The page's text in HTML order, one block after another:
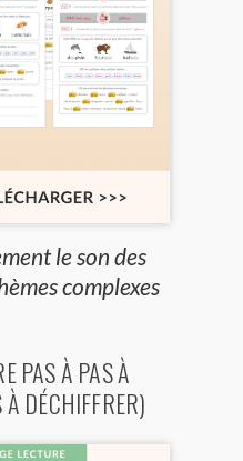
le son des
complexes
PAS À PAS À
DÉCHIFFRER)